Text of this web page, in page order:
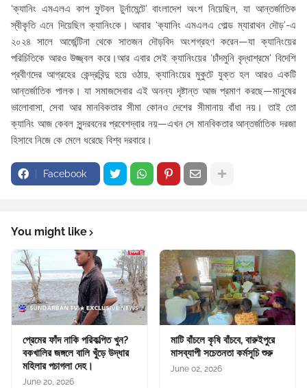
‘ক্যানিং এমএলএ কাপ ফুটবল টুর্নামেন্টে’ বাংলাদেশ অংশ নিয়েছিল, যা আন্তর্জাতিক
স্বীকৃতি এনে দিয়েছিল ক্যানিংকে। আবার ‘ক্যানিং এমএলএ গোল্ড ম্যারাথন দৌড়’-এ
২০২৪ সালে আর্জেন্টিনা থেকে সাতজন দৌড়বিদ অংশগ্রহণ করেন—যা ক্যানিংয়ের
পরিচিতিকে আরও উজ্জ্বল করে।আর এবার সেই ক্যানিংয়ের ‘চাঁদমুনি বৃদ্ধাশ্রমে' বিদেশি
প্রবীণদের আগ্রহের কেন্দ্রবিন্দু হয়ে ওঠায়, ক্যানিংয়ের মুকুটে যুক্ত হল আরও একটি
আন্তর্জাতিক পালক। যা সমাজসেবার এই অনন্য দৃষ্টান্ত আজ প্রমাণ করছে—মানুষের
ভালোবাসা, সেবা আর মানবিকতার সীমা কোনও দেশের সীমানায় বাঁধা নয়। তাই তো
ক্যানিং আজ কেবল সুন্দরবনের প্রবেশদ্বার নয়—এখন সে মানবিকতার আন্তর্জাতিক দরজা
হিসাবে নিজে কে মেলে ধরেছে বিশ্ব দরবারে।
Facebook
You might like
প্রেমের ফাঁদ নাকি পরিকল্পিত খুন?
বকখালির জঙ্গলে বালি খুঁড়ে উদ্ধার
মহিলার পচাগলা দেহ।
June 20, 2026
মাটি বাঁচলে কৃষি বাঁচবে, বারুইপুরে
মাসব্যাপী সচেতনতা কর্মসূচি শুরু
June 02, 2026